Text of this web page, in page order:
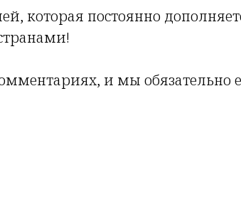
которая постоянно
и мы обязательно